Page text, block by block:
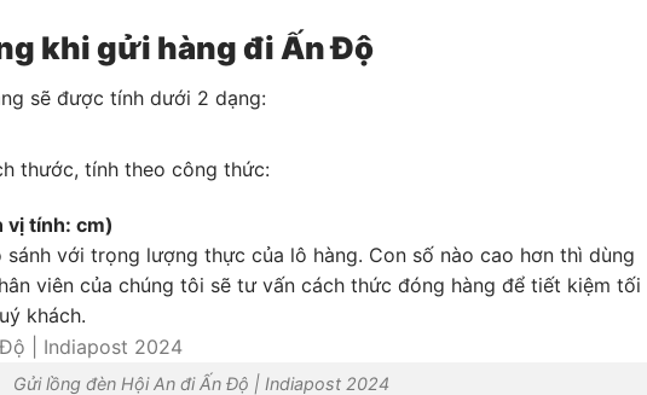
khi gửi hàng đi Ấn Độ
sẽ được tính dưới 2 dạng:
thước, tính theo công thức:
vị tính: cm)
với trọng lượng thực của lô hàng. Con số nào cao hơn thì dùng
viên của chúng tôi sẽ tư vấn cách thức đóng hàng để tiết kiệm tối
khách.
Gửi lồng đèn Hội An đi Ấn Độ | Indiapost 2024